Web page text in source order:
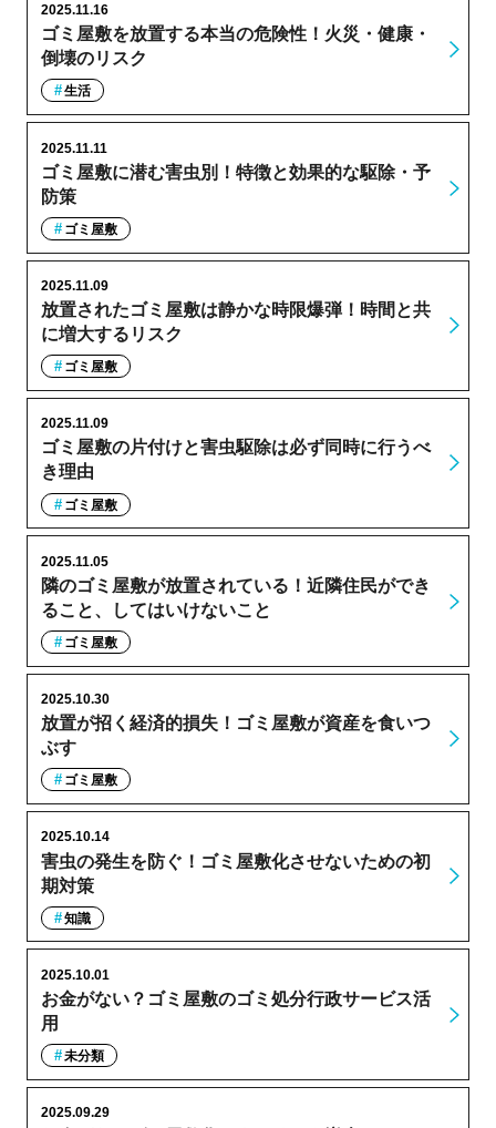
ゴミ屋敷を放置する本当の危険性！火災・健康・
倒壊のリスク
2025.11.16
生活
ゴミ屋敷に潜む害虫別！特徴と効果的な駆除・予
防策
2025.11.11
ゴミ屋敷
放置されたゴミ屋敷は静かな時限爆弾！時間と共
に増大するリスク
2025.11.09
ゴミ屋敷
ゴミ屋敷の片付けと害虫駆除は必ず同時に行うべ
き理由
2025.11.09
ゴミ屋敷
隣のゴミ屋敷が放置されている！近隣住民ができ
ること、してはいけないこと
2025.11.05
ゴミ屋敷
放置が招く経済的損失！ゴミ屋敷が資産を食いつ
ぶす
2025.10.30
ゴミ屋敷
害虫の発生を防ぐ！ゴミ屋敷化させないための初
期対策
2025.10.14
知識
お金がない？ゴミ屋敷のゴミ処分行政サービス活
用
2025.10.01
未分類
2025.09.29